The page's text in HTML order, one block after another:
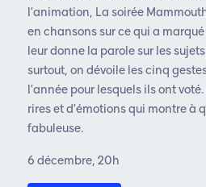
l’animation, Lasoirée
enchansons sur ce qui a
leur donne la parole sur les
surtout, on dévoile les cinq
l’année pour lesquels ils ont
rires et d’émotions qui montre à
fabuleuse.
6 décembre, 20h​